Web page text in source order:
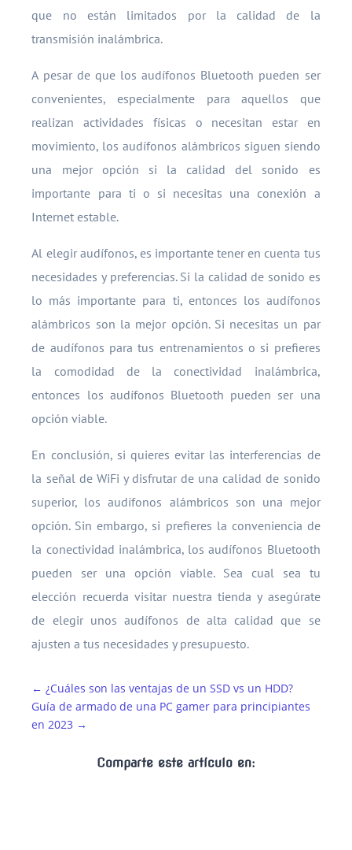
que no están limitados por la calidad de la
transmisión inalámbrica.
A pesar de que los audífonos Bluetooth pueden ser
convenientes, especialmente para aquellos que
realizan actividades físicas o necesitan estar en
movimiento, los audífonos alámbricos siguen siendo
una mejor opción si la calidad del sonido es
importante para ti o si necesitas una conexión a
Internet estable.
Al elegir audífonos, es importante tener en cuenta tus
necesidades y preferencias. Si la calidad de sonido es
lo más importante para ti, entonces los audífonos
alámbricos son la mejor opción. Si necesitas un par
de audífonos para tus entrenamientos o si prefieres
la comodidad de la conectividad inalámbrica,
entonces los audífonos Bluetooth pueden ser una
opción viable.
En conclusión, si quieres evitar las interferencias de
la señal de WiFi y disfrutar de una calidad de sonido
superior, los audífonos alámbricos son una mejor
opción. Sin embargo, si prefieres la conveniencia de
la conectividad inalámbrica, los audífonos Bluetooth
pueden ser una opción viable. Sea cual sea tu
elección recuerda visitar nuestra tienda y asegúrate
de elegir unos audífonos de alta calidad que se
ajusten a tus necesidades y presupuesto.
← ¿Cuáles son las ventajas de un SSD vs un HDD?
Guía de armado de una PC gamer para principiantes
en 2023 →
Comparte este artículo en: